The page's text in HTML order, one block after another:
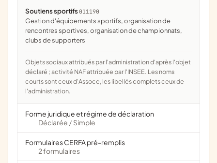
Soutiens sportifs 011190
gestion d'équipements sportifs, organisation de
rencontres sportives, organisation de championnats,
clubs de supporters
Objets sociaux attribués par l'administration d'après l'objet
déclaré ; activité NAF attribuée par l'INSEE. Les noms
courts sont ceux d'Assoce, les libellés complets ceux de
l'administration.
Forme juridique et régime de déclaration
Déclarée / Simple
Formulaires CERFA pré-remplis
2 formulaires